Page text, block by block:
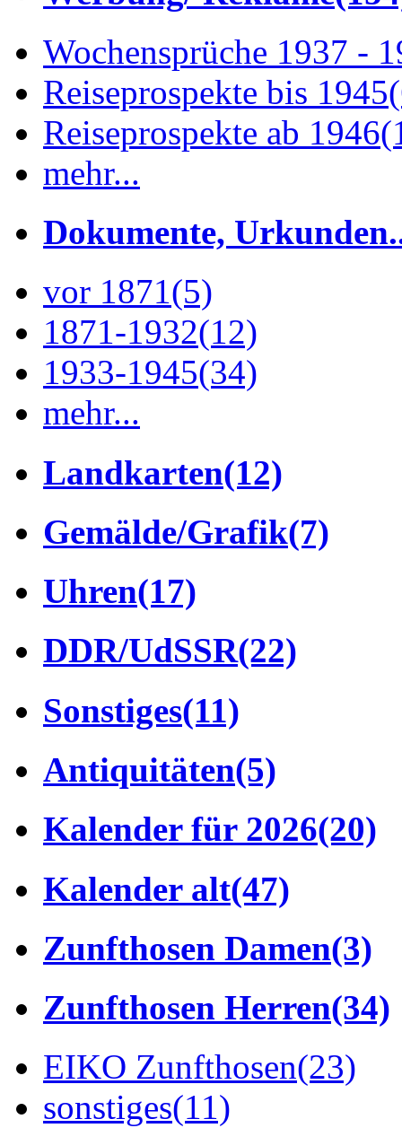
Wochensprüche 1937 -
Reiseprospekte bis 1945
Reiseprospekte ab 1946
mehr...
Dokumente,
vor 1871(5)
1871-1932(12)
1933-1945(34)
mehr...
Landkarten(12)
Gemälde/Grafik(7)
Uhren(17)
DDR/UdSSR(22)
Sonstiges(11)
Antiquitäten(5)
Kalender für 2026(20)
Kalender alt(47)
Zunfthosen Damen(3)
Zunfthosen Herren(34)
EIKO Zunfthosen(23)
sonstiges(11)